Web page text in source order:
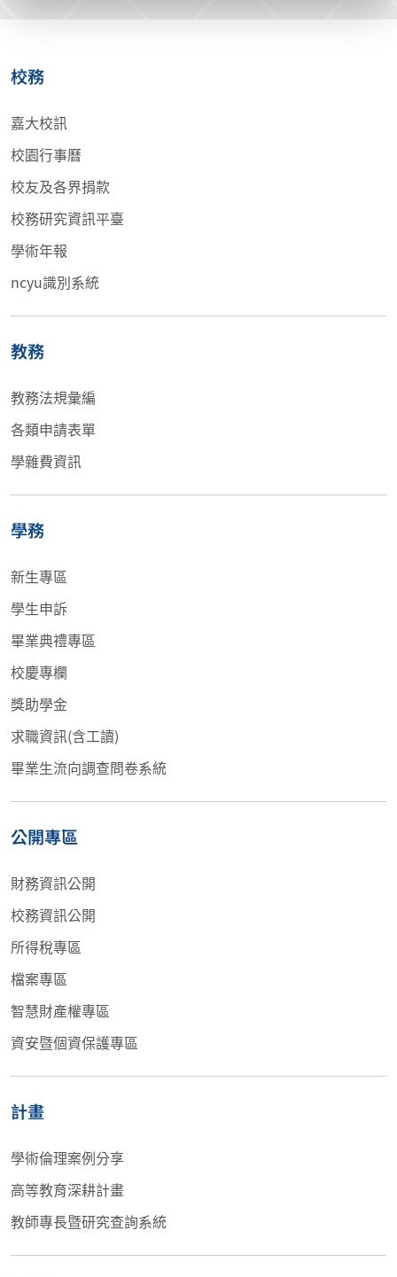
校務
嘉大校訊
校園行事曆
校友及各界捐款
校務研究資訊平臺
學術年報
ncyu識別系統
教務
教務法規彙編
各類申請表單
學雜費資訊
學務
新生專區
學生申訴
畢業典禮專區
校慶專欄
獎助學金
求職資訊(含工讀)
畢業生流向調查問卷系統
公開專區
財務資訊公開
校務資訊公開
所得稅專區
檔案專區
智慧財產權專區
資安暨個資保護專區
計畫
學術倫理案例分享
高等教育深耕計畫
教師專長暨研究查詢系統